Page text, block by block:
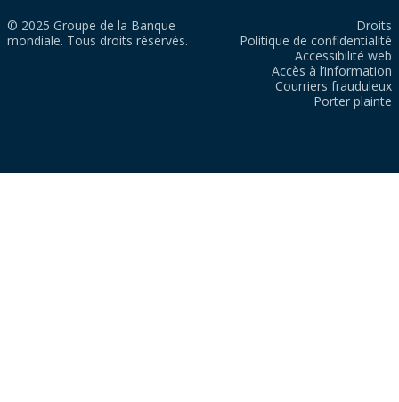
© 2025 Groupe de la Banque
mondiale. Tous droits réservés.
Droits
Politique de confidentialité
Accessibilité web
Accès à l’information
Courriers frauduleux
Porter plainte